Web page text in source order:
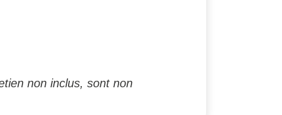
non inclus, sont non